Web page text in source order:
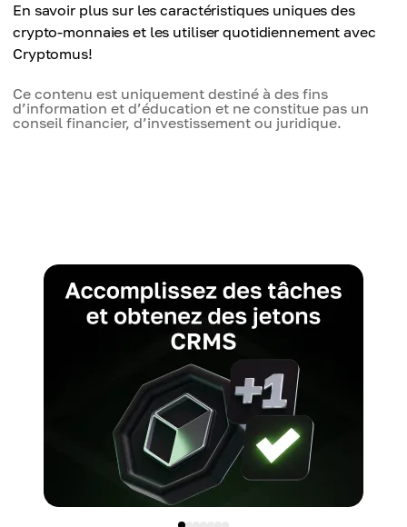
En savoir plus sur les caractéristiques uniques des
crypto-monnaies et les utiliser quotidiennement avec
Cryptomus!
Ce contenu est uniquement destiné à des fins
d’information et d’éducation et ne constitue pas un
conseil financier, d’investissement ou juridique.